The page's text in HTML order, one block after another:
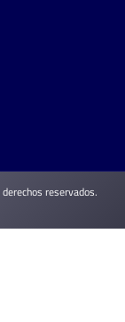
reservados.